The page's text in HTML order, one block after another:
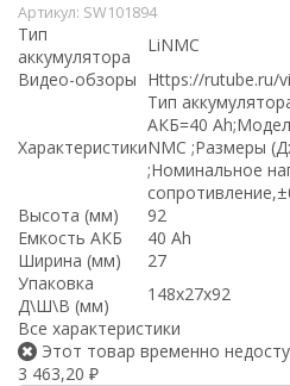
Артикул: SW101894
Тип
аккумулятора
LiNMC
Видео-обзоры Https://rutube.ru/
Характеристики
Тип
АКБ=40
NMC ;Размеры
;Номинальное
Высота (мм)
92
Емкость АКБ
40 Ah
Ширина (мм)
27
Упаковка
Д\Ш\В (мм)
148x27x92
Все характеристики
Этот товар временно
3 463,20 ₽